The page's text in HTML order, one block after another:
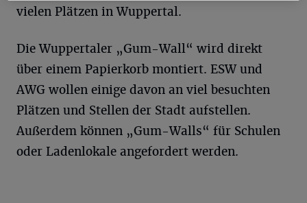
vielen Plätzen in Wuppertal.
Die Wuppertaler „Gum-Wall“ wird direkt
über einem Papierkorb montiert. ESW und
AWG wollen einige davon an viel besuchten
Plätzen und Stellen der Stadt aufstellen.
Außerdem können „Gum-Walls“ für Schulen
oder Ladenlokale angefordert werden.